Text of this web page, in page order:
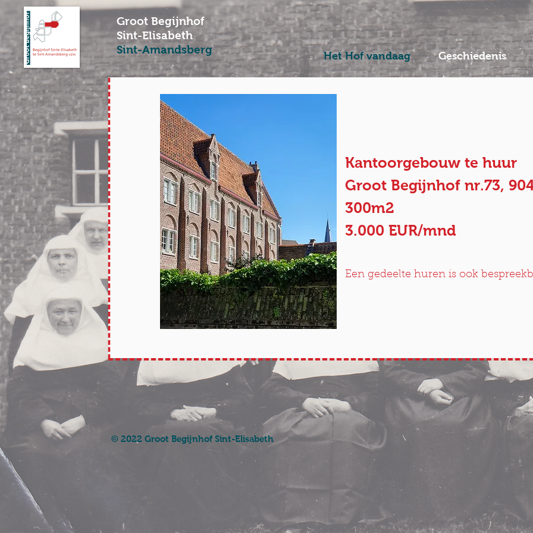
Groot Begijnhof
Sint-Elisabeth
Sint-Amandsberg
Het Hof vandaag Geschiedenis
Kantoorgebouw te huur
Groot Begijnhof nr.73,
300m2
3.000 EUR/mnd
Een gedeelte huren is ook
© 2022 Groot Begijnhof Sint-Elisabeth